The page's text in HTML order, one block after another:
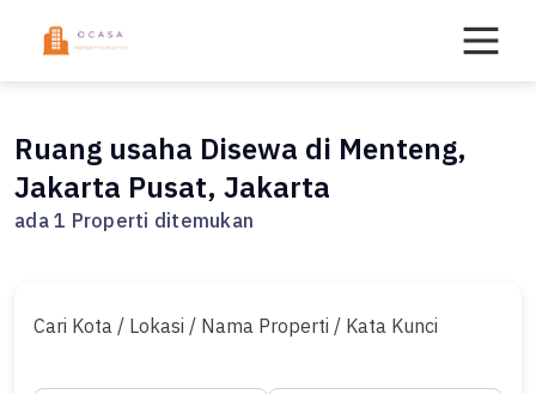
Ruang usaha Disewa di Menteng,
Jakarta Pusat, Jakarta
ada 1 Properti ditemukan
Cari Kota / Lokasi / Nama Properti / Kata Kunci